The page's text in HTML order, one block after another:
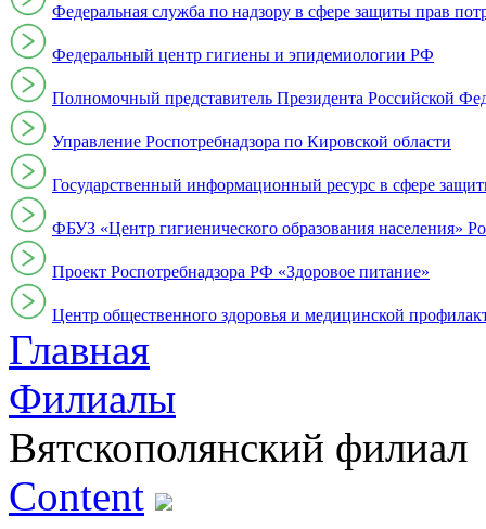
Федеральная служба по надзору в сфере защиты прав
Федеральный центр гигиены и эпидемиологии РФ
Полномочный представитель Президента Российской
Управление Роспотребнадзора по Кировской области
Государственный информационный ресурс в сфере
ФБУЗ «Центр гигиенического образования населения»
Проект Роспотребнадзора РФ «Здоровое питание»
Центр общественного здоровья и медицинской
Главная
Филиалы
Вятскополянский филиал
Content